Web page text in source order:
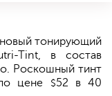
новый тонирующий
Tint, в состав
Роскошный тинт
цене
$52 в 40